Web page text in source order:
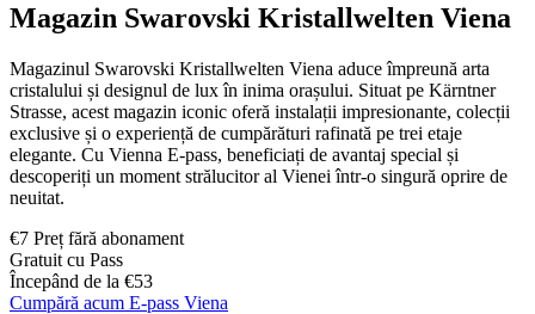
Magazin Swarovski Kristallwelten Viena
Magazinul Swarovski Kristallwelten Viena aduce împreună arta
cristalului și designul de lux în inima orașului. Situat pe Kärntner
Strasse, acest magazin iconic oferă instalații impresionante, colecții
exclusive și o experiență de cumpărături rafinată pe trei etaje
elegante. Cu Vienna E-pass, beneficiați de avantaj special și
descoperiți un moment strălucitor al Vienei într-o singură oprire de
neuitat.
€7 Preț fără abonament
Gratuit cu Pass
Începând de la €53
Cumpără acum E-pass Viena